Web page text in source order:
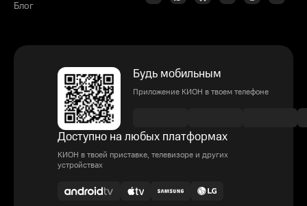
Блог
Будь мобильным
Приложение КИОН в твоем телефоне
Доступно на любых платформах
КИОН в твоей приставке, телевизоре и других
устройствах